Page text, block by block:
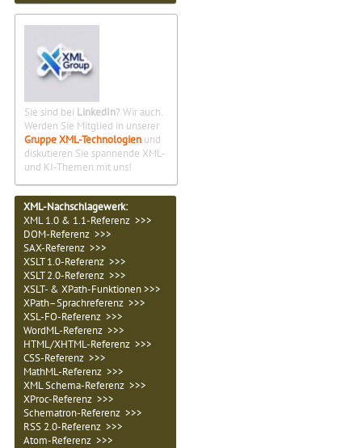
Sie sind bei LinkedIn? Wir auch.
Werden Sie Mitglied in unserer
Gruppe XML-Technologien und
diskutieren Sie spannende XML-
und KI-Themen mit uns!
XML-Nachschlagewerk:
XML 1.0 & 1.1-Referenz >>>
DOM-Referenz >>>
SAX-Referenz >>>
XSLT 1.0-Referenz >>>
XSLT 2.0-Referenz >>>
XSLT- & XPath-Funktionen >>>
XPath–Sprachreferenz >>>
XSL-FO-Referenz >>>
WordML-Referenz >>>
HTML/XHTML-Referenz >>>
CSS-Referenz >>>
MathML-Referenz >>>
XML Schema-Referenz >>>
XProc-Referenz >>>
Schematron-Referenz >>>
RSS 2.0-Referenz >>>
Atom-Referenz >>>